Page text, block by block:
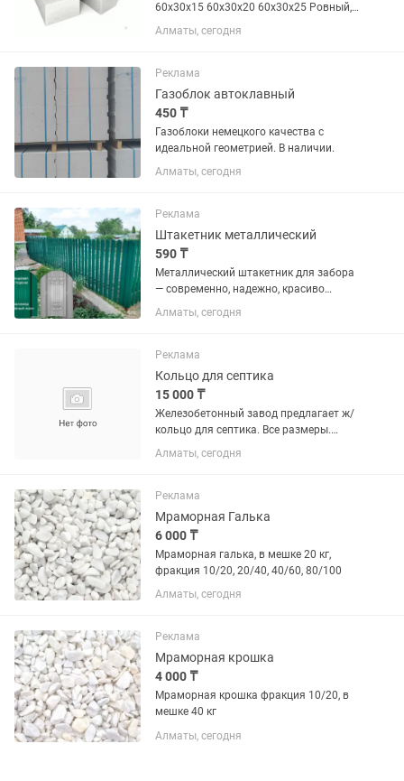
60х30х15 60х30х20 60х30х25 Ровный,
твердый, белый
Алматы, сегодня
Реклама
Газоблок автоклавный
450 ₸
Газоблоки немецкого качества с
идеальной геометрией. В наличии.
Алматы, сегодня
Реклама
Штакетник металлический
590 ₸
Металлический штакетник для забора
— современно, надежно, красиво
Изготовление и продажа
металлического штакетника высокого
домов, дач, коттеджей, коммерческих...
Алматы, сегодня
Реклама
Кольцо для септика
15 000 ₸
Железобетонный завод предлагает ж/
кольцо для септика. Все размеры.
Доставка манипулятором и установка.
Работаем без выходных. Оформление
соответствия.
Алматы, сегодня
Реклама
Мраморная Галька
6 000 ₸
Мраморная галька, в мешке 20 кг,
фракция 10/20, 20/40, 40/60, 80/100
Алматы, сегодня
Реклама
Мраморная крошка
4 000 ₸
Мраморная крошка фракция 10/20, в
мешке 40 кг
Алматы, сегодня